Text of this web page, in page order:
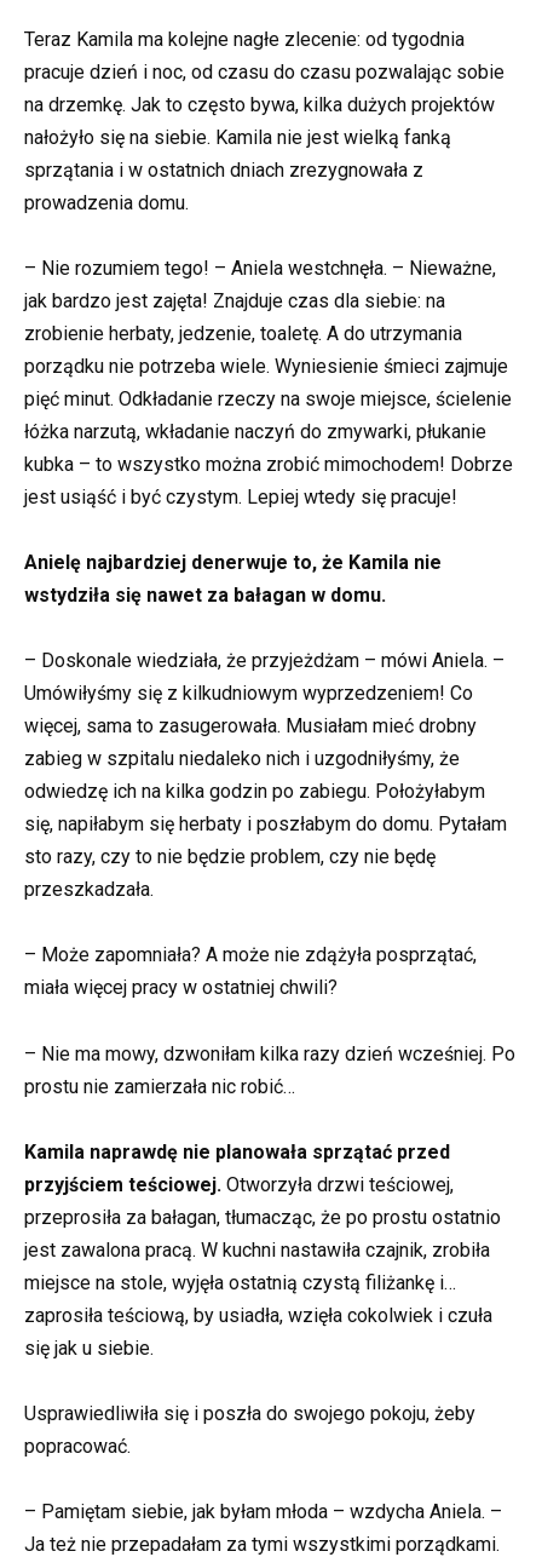
Teraz Kamila ma kolejne nagłe zlecenie: od tygodnia
pracuje dzień i noc, od czasu do czasu pozwalając sobie
na drzemkę. Jak to często bywa, kilka dużych projektów
nałożyło się na siebie. Kamila nie jest wielką fanką
sprzątania i w ostatnich dniach zrezygnowała z
prowadzenia domu.
– Nie rozumiem tego! – Aniela westchnęła. – Nieważne,
jak bardzo jest zajęta! Znajduje czas dla siebie: na
zrobienie herbaty, jedzenie, toaletę. A do utrzymania
porządku nie potrzeba wiele. Wyniesienie śmieci zajmuje
pięć minut. Odkładanie rzeczy na swoje miejsce, ścielenie
łóżka narzutą, wkładanie naczyń do zmywarki, płukanie
kubka – to wszystko można zrobić mimochodem! Dobrze
jest usiąść i być czystym. Lepiej wtedy się pracuje!
Anielę najbardziej denerwuje to, że Kamila nie
wstydziła się nawet za bałagan w domu.
– Doskonale wiedziała, że przyjeżdżam – mówi Aniela. –
Umówiłyśmy się z kilkudniowym wyprzedzeniem! Co
więcej, sama to zasugerowała. Musiałam mieć drobny
zabieg w szpitalu niedaleko nich i uzgodniłyśmy, że
odwiedzę ich na kilka godzin po zabiegu. Położyłabym
się, napiłabym się herbaty i poszłabym do domu. Pytałam
sto razy, czy to nie będzie problem, czy nie będę
przeszkadzała.
– Może zapomniała? A może nie zdążyła posprzątać,
miała więcej pracy w ostatniej chwili?
– Nie ma mowy, dzwoniłam kilka razy dzień wcześniej. Po
prostu nie zamierzała nic robić…
Kamila naprawdę nie planowała sprzątać przed
przyjściem teściowej. Otworzyła drzwi teściowej,
przeprosiła za bałagan, tłumacząc, że po prostu ostatnio
jest zawalona pracą. W kuchni nastawiła czajnik, zrobiła
miejsce na stole, wyjęła ostatnią czystą filiżankę i…
zaprosiła teściową, by usiadła, wzięła cokolwiek i czuła
się jak u siebie.
Usprawiedliwiła się i poszła do swojego pokoju, żeby
popracować.
– Pamiętam siebie, jak byłam młoda – wzdycha Aniela. –
Ja też nie przepadałam za tymi wszystkimi porządkami.